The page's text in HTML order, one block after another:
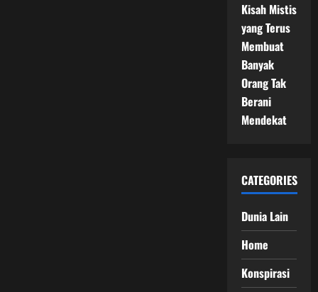
Kisah Mistis
yang Terus
Membuat
Banyak
Orang Tak
Berani
Mendekat
CATEGORIES
Dunia Lain
Home
Konspirasi